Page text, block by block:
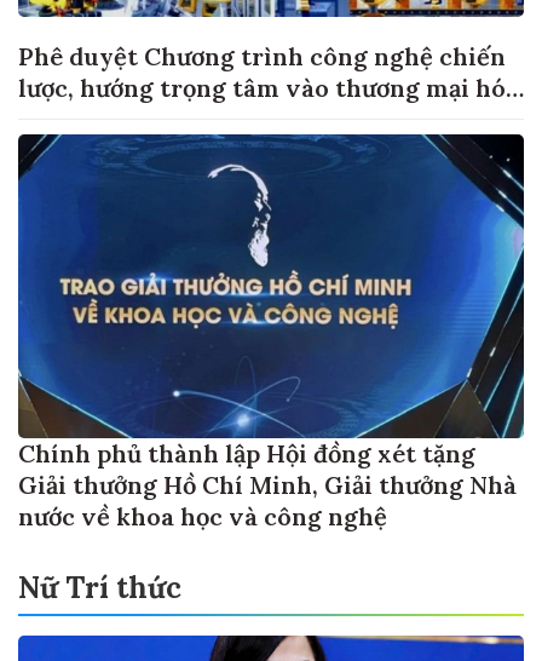
Phê duyệt Chương trình công nghệ chiến
lược, hướng trọng tâm vào thương mại hóa
Chính phủ thành lập Hội đồng xét tặng
Giải thưởng Hồ Chí Minh, Giải thưởng Nhà
nước về khoa học và công nghệ
Nữ Trí thức